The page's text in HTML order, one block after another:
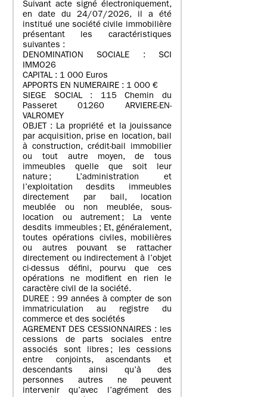
Suivant acte signé électroniquement,
en date du 24/07/2026, il a été
institué une société civile immobilière
présentant les caractéristiques
suivantes :
DENOMINATION SOCIALE : SCI
IMMO26
CAPITAL : 1 000 Euros
APPORTS EN NUMERAIRE : 1 000 €
SIEGE SOCIAL : 115 Chemin du
Passeret 01260 ARVIERE-EN-
VALROMEY
OBJET : La propriété et la jouissance
par acquisition, prise en location, bail
à construction, crédit-bail immobilier
ou tout autre moyen, de tous
immeubles quelle que soit leur
nature ; L’administration et
l’exploitation desdits immeubles
directement par bail, location
meublée ou non meublée, sous-
location ou autrement ; La vente
desdits immeubles ; Et, généralement,
toutes opérations civiles, mobilières
ou autres pouvant se rattacher
directement ou indirectement à l’objet
ci-dessus défini, pourvu que ces
opérations ne modifient en rien le
caractère civil de la société.
DUREE : 99 années à compter de son
immatriculation au registre du
commerce et des sociétés
AGREMENT DES CESSIONNAIRES : les
cessions de parts sociales entre
associés sont libres ; les cessions
entre conjoints, ascendants et
descendants ainsi qu’à des
personnes autres ne peuvent
intervenir qu’avec l’agrément des